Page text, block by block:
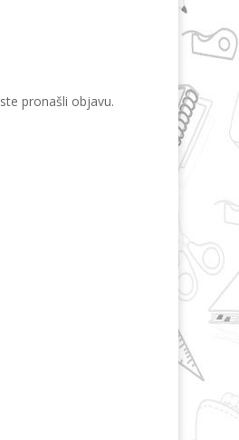
pronašli objavu.